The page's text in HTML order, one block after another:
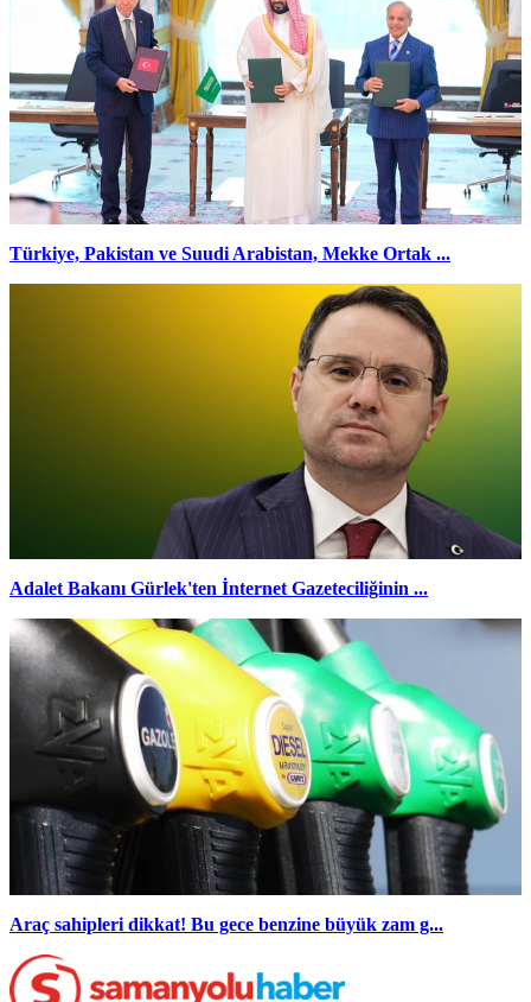
Türkiye, Pakistan ve Suudi Arabistan, Mekke Ortak ...
Adalet Bakanı Gürlek'ten İnternet Gazeteciliğinin ...
Araç sahipleri dikkat! Bu gece benzine büyük zam g...